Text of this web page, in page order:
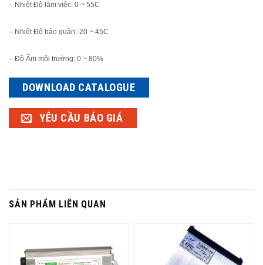
– Nhiệt Độ làm việc: 0 ~ 55C
– Nhiệt Độ bảo quản:-20 ~ 45C
– Độ Ẩm môi trường: 0 ~ 80%
DOWNLOAD CATALOGUE
YÊU CẦU BÁO GIÁ
SẢN PHẨM LIÊN QUAN